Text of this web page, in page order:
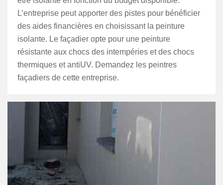
L’entreprise peut apporter des pistes pour bénéficier
des aides financières en choisissant la peinture
isolante. Le façadier opte pour une peinture
résistante aux chocs des intempéries et des chocs
thermiques et antiUV. Demandez les peintres
façadiers de cette entreprise.